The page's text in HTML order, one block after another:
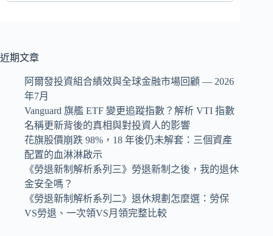
近期文章
阿爾發投資組合績效與全球金融市場回顧 — 2026
年7月
Vanguard 旗艦 ETF 變更追蹤指數？解析 VTI 指數
名稱更新背後的真相與對投資人的影響
花旗股價崩跌 98%，18 年後仍未解套：三個資產
配置的血淋淋啟示
《勞退新制解析系列三》勞退新制之後，我的退休
金安全嗎？
《勞退新制解析系列二》退休規劃怎麼選：勞保
VS勞退、一次領VS月領完整比較